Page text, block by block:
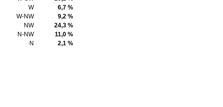
W
6,7 %
W-NW
9,2 %
NW
24,3 %
N-NW
11,0 %
N
2,1 %